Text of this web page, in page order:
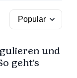
und
geht's